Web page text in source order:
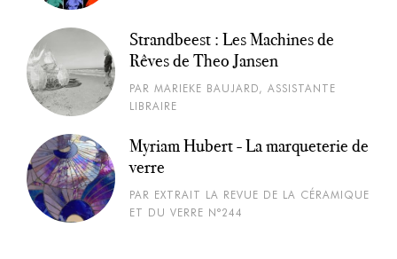
Strandbeest : Les Machines de
Rêves de Theo Jansen
PAR MARIEKE BAUJARD, ASSISTANTE
LIBRAIRE
Myriam Hubert - La marqueterie de
verre
PAR EXTRAIT LA REVUE DE LA CÉRAMIQUE
ET DU VERRE N°244